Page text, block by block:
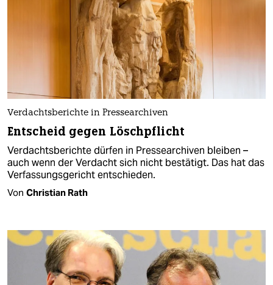
Verdachtsberichte in Pressearchiven
Entscheid gegen Löschpflicht
Verdachtsberichte dürfen in Pressearchiven bleiben –
auch wenn der Verdacht sich nicht bestätigt. Das hat das
Verfassungsgericht entschieden.
Von Christian Rath